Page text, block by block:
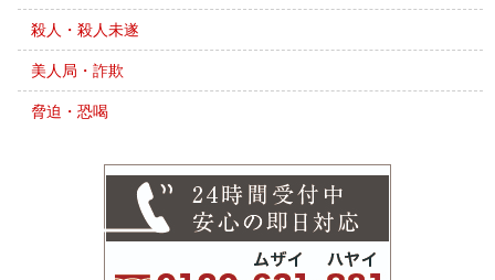
殺人・殺人未遂
美人局・詐欺
脅迫・恐喝